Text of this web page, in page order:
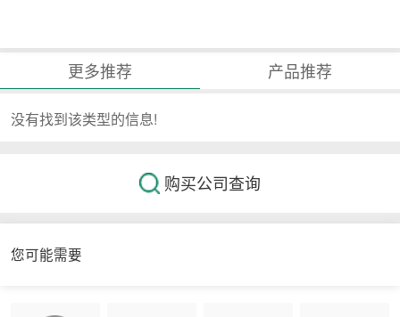
更多推荐 产品推荐
没有找到该类型的信息!
购买公司查询
您可能需要